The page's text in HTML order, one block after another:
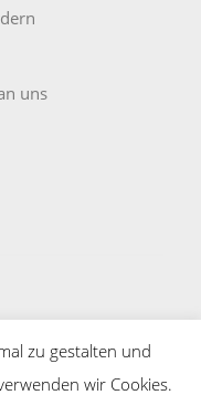
uns
zu gestalten und
wir Cookies.